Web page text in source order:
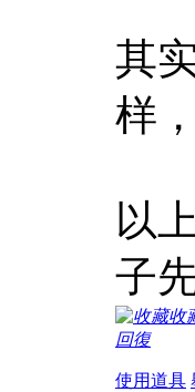
其
样
以
子
收
回復
使用道具